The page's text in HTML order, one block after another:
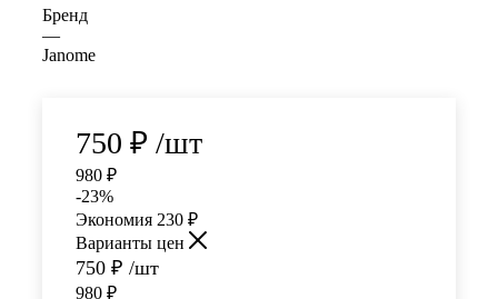
Бренд
—
Janome
750 ₽ /шт
980 ₽
-23%
Экономия 230 ₽
Варианты цен
750 ₽ /шт
980 ₽